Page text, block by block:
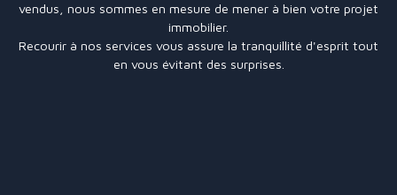
vendus, nous sommes en mesure de mener à bien votre projet
immobilier.
Recourir à nos services vous assure la tranquillité d'esprit tout
en vous évitant des surprises.